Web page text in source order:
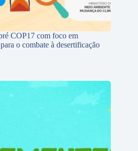
COP17 com foco em
o combate à desertificação